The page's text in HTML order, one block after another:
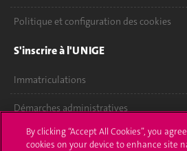
Politique et configuration des cookies
S'inscrire à l'UNIGE
Immatriculations
Démarches administratives
Poser une question
By clicking “Accept All Cookies”, you
cookies on your device to enhance site